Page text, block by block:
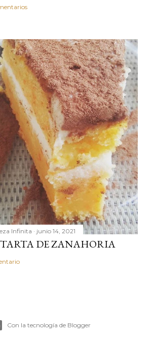
Infinita junio 14, 2021
TARTA DE ZANAHORIA
Con la tecnología de Blogger